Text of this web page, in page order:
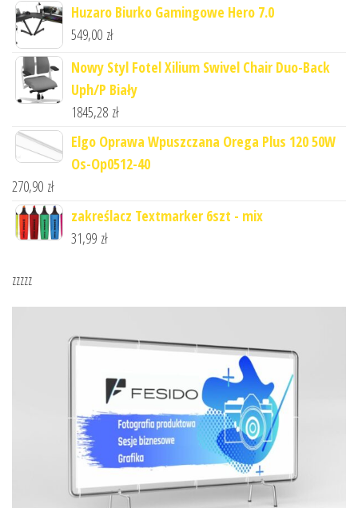
Huzaro Biurko Gamingowe Hero 7.0
549,00 zł
Nowy Styl Fotel Xilium Swivel Chair Duo-Back
Uph/P Biały
1845,28 zł
Elgo Oprawa Wpuszczana Orega Plus 120 50W
Os-Op0512-40
270,90 zł
zakreślacz Textmarker 6szt - mix
31,99 zł
zzzzz